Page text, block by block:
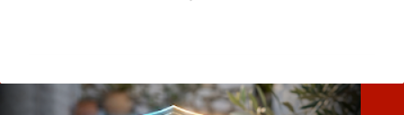
λ